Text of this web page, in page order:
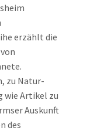
erzählt die
zu Natur-
wie Artikel zu
Auskunft
des